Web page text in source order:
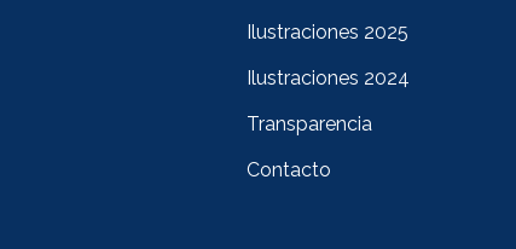
Ilustraciones 2025
Ilustraciones 2024
Transparencia
Contacto